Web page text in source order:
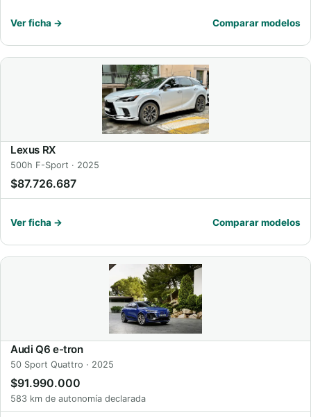
Ver ficha → Comparar modelos
Lexus RX
500h F-Sport · 2025
$87.726.687
Ver ficha → Comparar modelos
Audi Q6 e-tron
50 Sport Quattro · 2025
$91.990.000
583 km de autonomía declarada